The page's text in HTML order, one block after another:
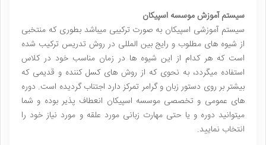
سیستم آموزش موسسه اسپیکان
سیستم آموزشی اسپیکان به صورت ترکیبی میباشد بطوری که منتخبی
از شیوه های مطلوب و رایج بین المللی در روش تدریس ترکیب شده
است که هر کدام از این شیوه ها در زمان مناسب خود در کلاس
استفاده میگردد، به نحوی که از روش های کسل کننده و قدیمی که
بیشتر بر روی دستور زبان و گرامر تمرکز دارد اجتناب گردیده است. دوره
های عمومی و تخصصی موسسه اسپیکان انعطاف پذیر بوده و شما
میتوانید دوره و یا حتی مهارت زبانی مورد علقه و مورد نیاز خود را
انتخاب نمایید.